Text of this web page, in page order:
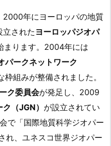
2000年にヨーロッパの地質
された ヨーロッパジオパ
まります。2004年には
パークネットワーク
組みが整備されました。
ク委員会が発足し、2009
（JGN） が設立されてい
で「国際地質科学ジオパー
れ、ユネスコ世界ジオパー